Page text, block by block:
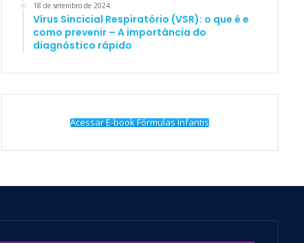
18 de setembro de 2024
Vírus Sincicial Respiratório (VSR): o que é e
como prevenir – A importância do
diagnóstico rápido
Acessar E-book Fórmulas Infantis